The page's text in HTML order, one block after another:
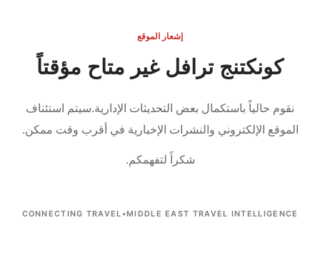
إشعار الموقع
كونكتنج ترافل غير متاح مؤقتاً
نقوم حالياً باستكمال بعض التحديثات الإدارية.سيتم استئناف
الموقع الإلكتروني والنشرات الإخبارية في أقرب وقت ممكن.
شكراً لتفهمكم.
CONNECTING TRAVEL •MIDDLE EAST TRAVEL INTELLIGENCE